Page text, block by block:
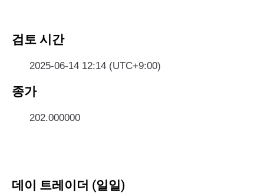
검토 시간
2025-06-14 12:14 (UTC+9:00)
종가
202.000000
데이 트레이더 (일일)